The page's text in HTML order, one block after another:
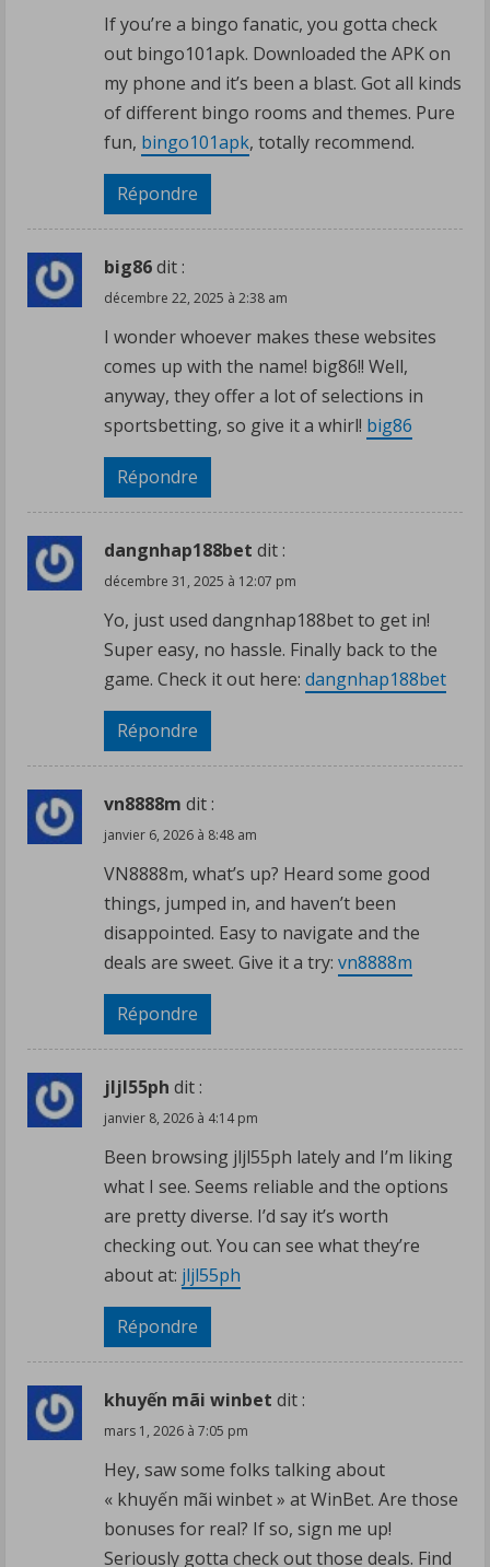
If you’re a bingo fanatic, you gotta check
out bingo101apk. Downloaded the APK on
my phone and it’s been a blast. Got all kinds
of different bingo rooms and themes. Pure
fun, bingo101apk, totally recommend.
Répondre
big86dit :
décembre 22, 2025 à 2:38 am
I wonder whoever makes these websites
comes up with the name! big86!! Well,
anyway, they offer a lot of selections in
sportsbetting, so give it a whirl! big86
Répondre
dangnhap188bet dit :
décembre 31, 2025 à 12:07 pm
Yo, just used dangnhap188bet to get in!
Super easy, no hassle. Finally back to the
game. Check it out here: dangnhap188bet
Répondre
vn8888m dit :
janvier 6, 2026 à 8:48 am
VN8888m, what’s up? Heard some good
things, jumped in, and haven’t been
disappointed. Easy to navigate and the
deals are sweet. Give it a try: vn8888m
Répondre
jljl55ph dit :
janvier 8, 2026 à 4:14 pm
Been browsing jljl55ph lately and I’m liking
what I see. Seems reliable and the options
are pretty diverse. I’d say it’s worth
checking out. You can see what they’re
about at: jljl55ph
Répondre
khuyến mãi winbet dit :
mars 1, 2026 à 7:05 pm
Hey, saw some folks talking about
« khuyến mãi winbet » at WinBet. Are those
bonuses for real? If so, sign me up!
Seriously gotta check out those deals. Find